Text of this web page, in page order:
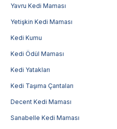
Yavru Kedi Maması
Yetişkin Kedi Maması
Kedi Kumu
Kedi Ödül Maması
Kedi Yatakları
Kedi Taşıma Çantaları
Decent Kedi Maması
Sanabelle Kedi Maması